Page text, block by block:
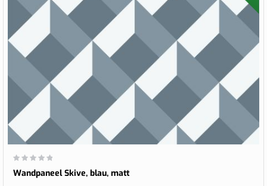
Wertung:
0%
Wandpaneel Skive, blau, matt